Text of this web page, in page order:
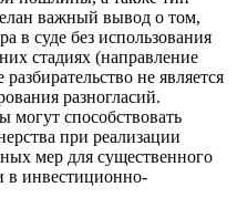
важный вывод о том,
в суде без использования
стадиях (направление
не является
разногласий.
могут способствовать
при реализации
мер для существенного
в инвестиционно-